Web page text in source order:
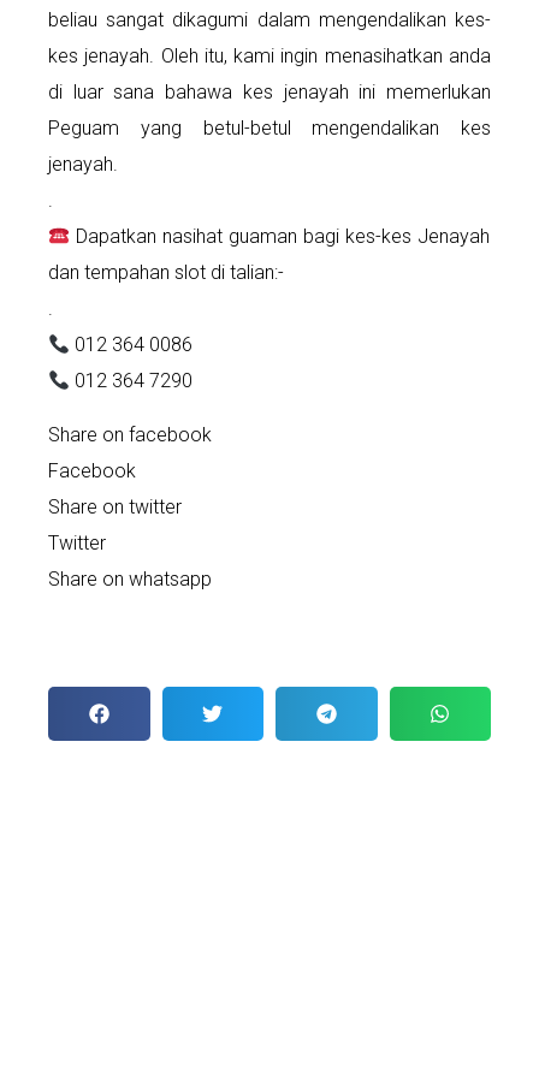
beliau sangat dikagumi dalam mengendalikan kes-
kes jenayah. Oleh itu, kami ingin menasihatkan anda
di luar sana bahawa kes jenayah ini memerlukan
Peguam yang betul-betul mengendalikan kes
jenayah.
.
Dapatkan nasihat guaman bagi kes-kes Jenayah
dan tempahan slot di talian:-
.
012 364 0086
012 364 7290
Share on facebook
Facebook
Share on twitter
Twitter
Share on whatsapp